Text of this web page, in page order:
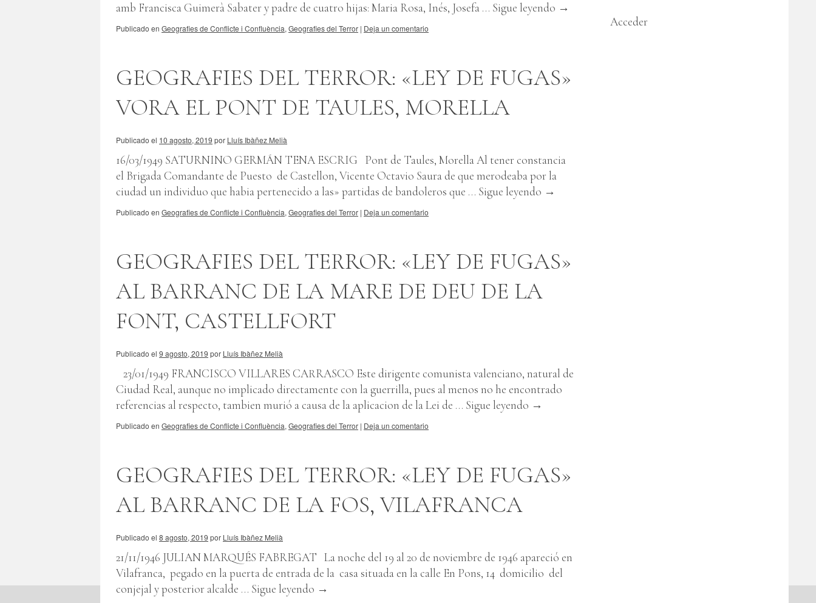
amb Francisca Guimerà Sabater y padre de cuatro hijas: Maria Rosa, Inés, Josefa … Sigue leyendo →
Publicado en Geografies de Conflicte i Confluència, Geografies del Terror | Deja un comentario
GEOGRAFIES DEL TERROR: «LEY DE FUGAS»
VORA EL PONT DE TAULES, MORELLA
Publicado el 10 agosto, 2019 por Lluís Ibàñez Melià
16/03/1949 SATURNINO GERMÁN TENA ESCRIG Pont de Taules, Morella Al tener constancia
el Brigada Comandante de Puesto de Castellon, Vicente Octavio Saura de que merodeaba por la
ciudad un individuo que habia pertenecido a las» partidas de bandoleros que … Sigue leyendo →
Publicado en Geografies de Conflicte i Confluència, Geografies del Terror | Deja un comentario
GEOGRAFIES DEL TERROR: «LEY DE FUGAS»
AL BARRANC DE LA MARE DE DEU DE LA
FONT, CASTELLFORT
Publicado el 9 agosto, 2019 por Lluís Ibàñez Melià
23/01/1949 FRANCISCO VILLARES CARRASCO Este dirigente comunista valenciano, natural de
Ciudad Real, aunque no implicado directamente con la guerrilla, pues al menos no he encontrado
referencias al respecto, tambien murió a causa de la aplicacion de la Lei de … Sigue leyendo →
Publicado en Geografies de Conflicte i Confluència, Geografies del Terror | Deja un comentario
GEOGRAFIES DEL TERROR: «LEY DE FUGAS»
AL BARRANC DE LA FOS, VILAFRANCA
Publicado el 8 agosto, 2019 por Lluís Ibàñez Melià
21/11/1946 JULIAN MARQUÉS FABREGAT La noche del 19 al 20 de noviembre de 1946 apareció en
Vilafranca, pegado en la puerta de entrada de la casa situada en la calle En Pons, 14 domicilio del
conjejal y posterior alcalde … Sigue leyendo →
Acceder